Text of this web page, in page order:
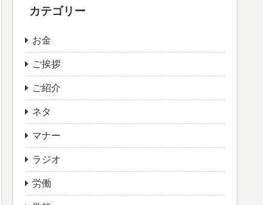
カテゴリー
お金
ご挨拶
ご紹介
ネタ
マナー
ラジオ
労働